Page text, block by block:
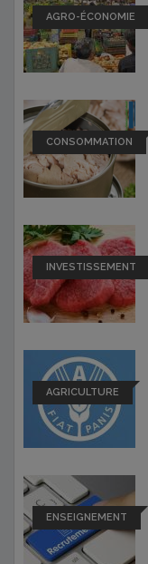
AGRO-ÉCONOMIE
CONSOMMATION
INVESTISSEMENT
AGRICULTURE
ENSEIGNEMENT